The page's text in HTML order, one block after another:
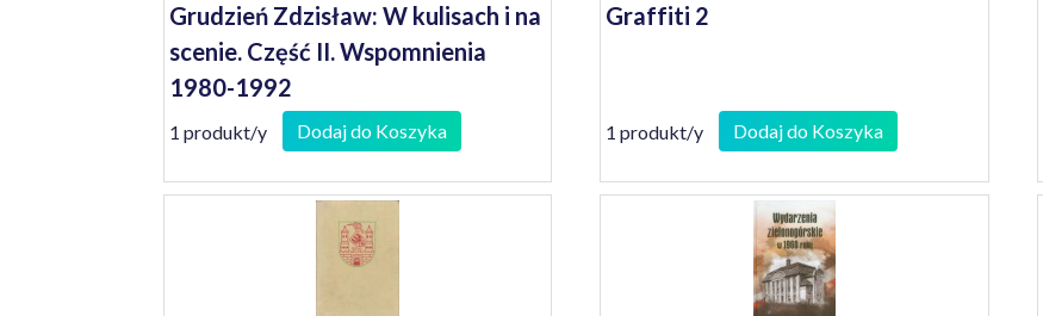
Grudzień Zdzisław: W kulisach i na
scenie. Część II. Wspomnienia
1980-1992
1 produkt/y Dodaj do Koszyka
Graffiti 2
1 produkt/y Dodaj do Koszyka